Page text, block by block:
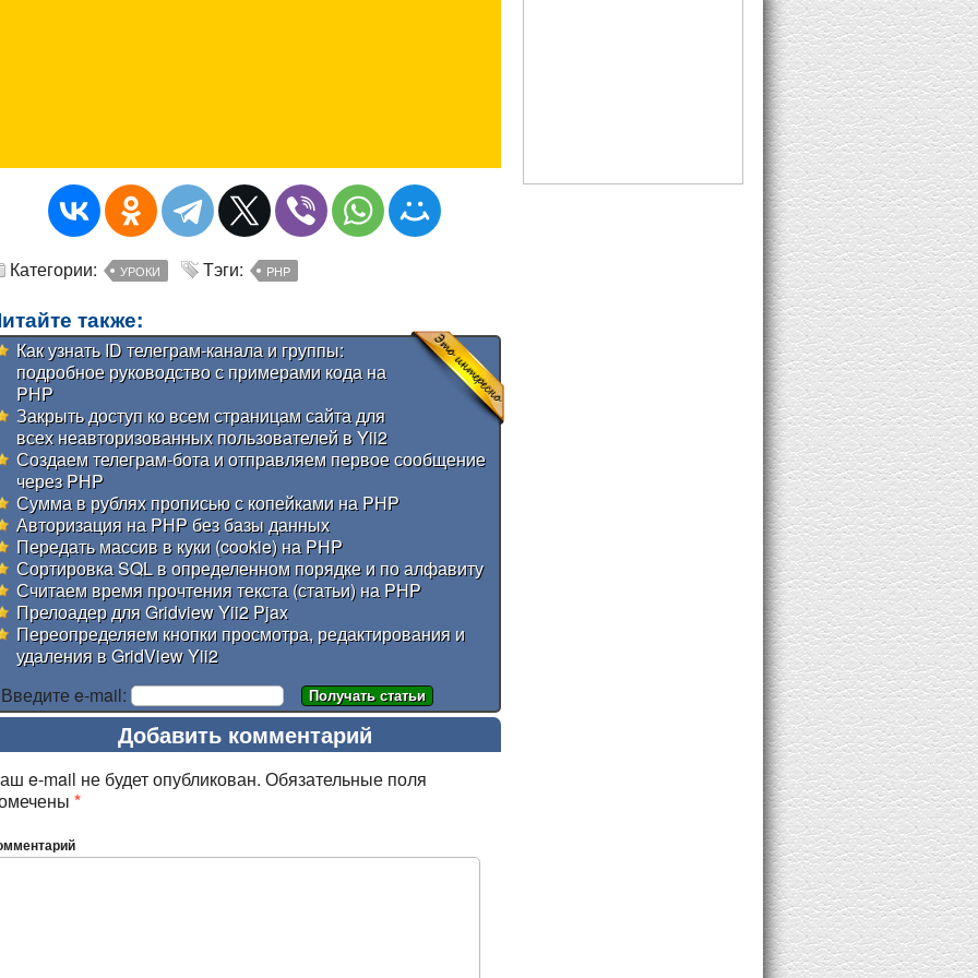
Категории: УРОКИ Тэги: PHP
также:
Как узнать ID телеграм-канала и группы:
подробное руководство с примерами кода на
PHP
Закрыть доступ ко всем страницам сайта для
всех неавторизованных пользователей в Yii2
Создаем телеграм-бота и отправляем первое сообщение
через PHP
Сумма в рублях прописью с копейками на PHP
Авторизация на PHP без базы данных
Передать массив в куки (cookie) на PHP
Сортировка SQL в определенном порядке и по алфавиту
Считаем время прочтения текста (статьи) на PHP
Прелоадер для Gridview Yii2 Pjax
Переопределяем кнопки просмотра, редактирования и
удаления в GridView Yii2
Введите e-mail:
Добавить комментарий
e-mail не будет опубликован. Обязательные поля
*